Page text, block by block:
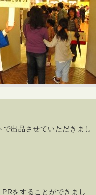
出品させていただきまし
をすることができまし